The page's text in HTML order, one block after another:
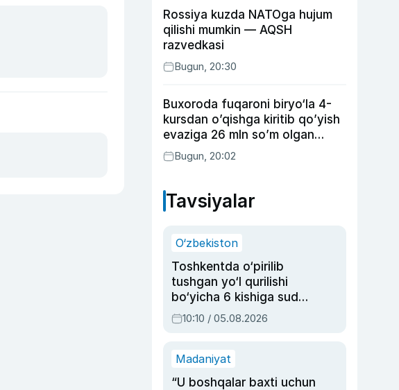
Rossiya kuzda NATOga hujum
qilishi mumkin — AQSH
razvedkasi
Bugun, 20:30
Buxoroda fuqaroni biryo‘la 4-
kursdan o’qishga kiritib qo’yish
evaziga 26 mln so’m olgan
shaxs ushlandi
Bugun, 20:02
Tavsiyalar
O‘zbekiston
Toshkentda o‘pirilib
tushgan yo‘l qurilishi
bo‘yicha 6 kishiga sud
hukmi o‘qildi
10:10 / 05.08.2026
Madaniyat
“U boshqalar baxti uchun